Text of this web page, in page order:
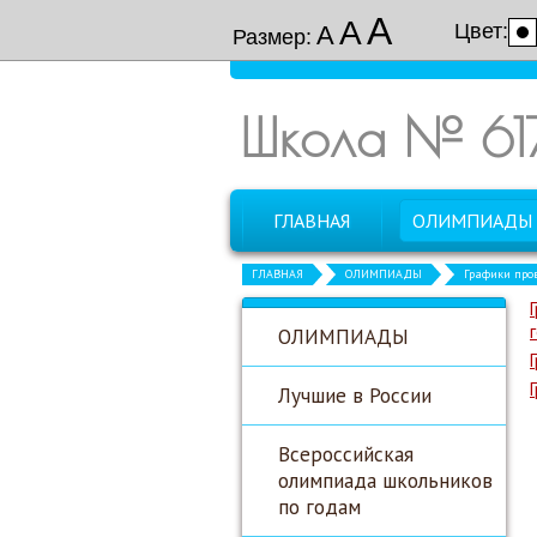
Размер: ААА Цвет:
Школа №
ГЛАВНАЯ ОЛИМПИАДЫ
ГЛАВНАЯ ОЛИМПИАДЫ Графики
ОЛИМПИАДЫ
Лучшие в России
Всероссийская
олимпиада школьников
по годам